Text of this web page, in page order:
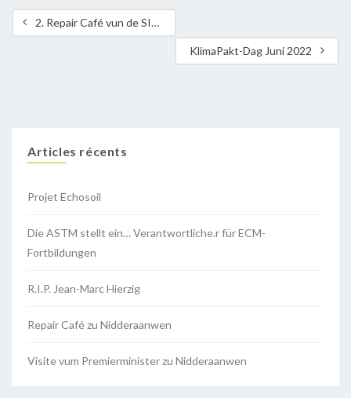
2. Repair Café vun de SIAS-Gemengen
KlimaPakt-Dag Juni 2022
Articles récents
Projet Echosoil
Die ASTM stellt ein… Verantwortliche.r für ECM-
Fortbildungen
R.I.P. Jean-Marc Hierzig
Repair Café zu Nidderaanwen
Visite vum Premierminister zu Nidderaanwen